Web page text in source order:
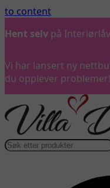
to content
Hent selv på
Vi har lansert ny
du opplever problemer!